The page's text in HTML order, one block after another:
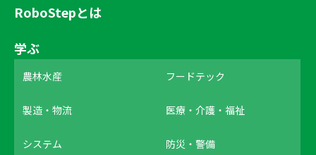
RoboStepとは
学ぶ
農林水産 フードテック
製造・物流 医療・介護・福祉
システム 防災・警備